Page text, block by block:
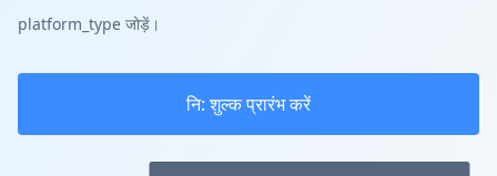
platform_type जोड़ें।
नि: शुल्क प्रारंभ करें